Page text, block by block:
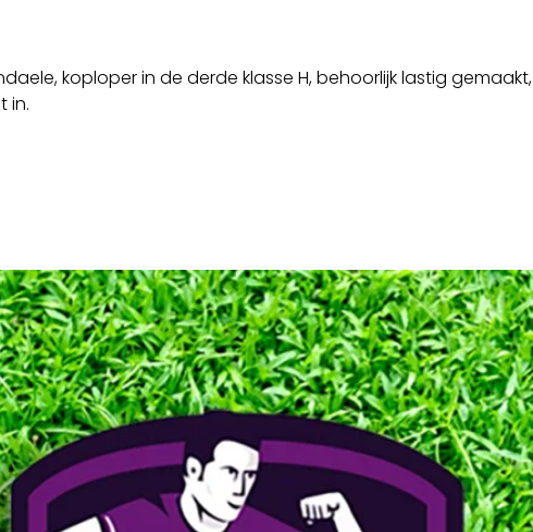
koploper in de derde klasse H, behoorlijk lastig gemaakt,
in.